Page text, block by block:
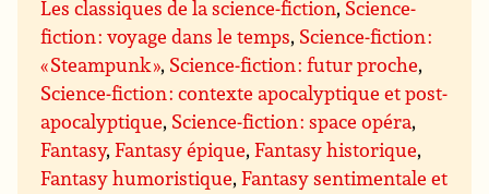
Les classiques de la science-fiction, Science-
fiction : voyage dans le temps, Science-fiction :
« Steampunk », Science-fiction : futur proche,
Science-fiction : contexte apocalyptique et post-
apocalyptique, Science-fiction : space opéra,
Fantasy,Fantasy épique,Fantasy historique,
Fantasy humoristique,Fantasy sentimentale et